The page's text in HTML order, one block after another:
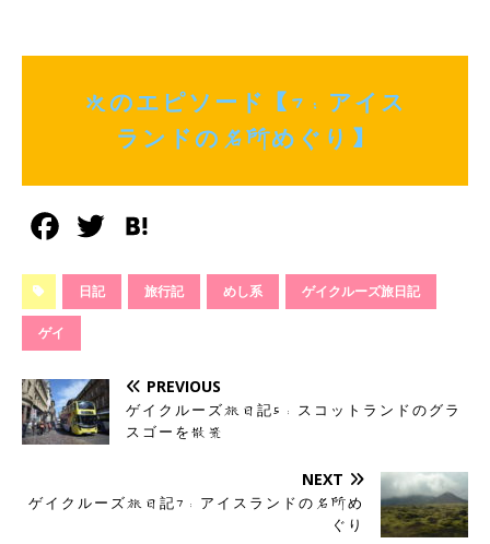
次のエピソード【7：アイス
ランドの名所めぐり】
b
o
o
t
a
日記 旅行記 めし系 ゲイクルーズ旅日記
ゲイ
PREVIOUS
ゲイクルーズ旅日記5：スコットランドのグラ
スゴーを散策
NEXT
ゲイクルーズ旅日記7：アイスランドの名所め
ぐり